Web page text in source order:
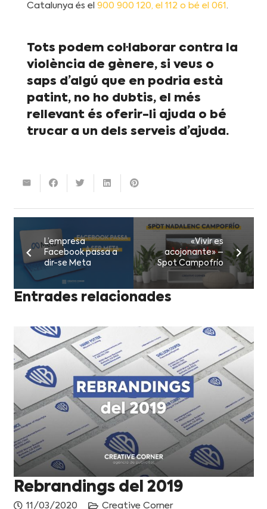
Catalunya és el 900 900 120, el 112 o bé el 061 .
Tots podem col·laborar contra la
violència de gènere, si veus o
saps d’algú que en podria està
patint, no ho dubtis, el més
rellevant és oferir-li ajuda o bé
trucar a un dels serveis d’ajuda.
L’empresa
Facebook passa a
dir-se Meta
«Vivir es
acojonante» –
Spot Campofrío
Entrades relacionades
Rebrandings del 2019
11/03/2020 Creative Corner